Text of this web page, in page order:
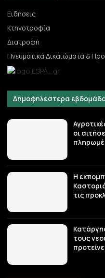
Ειδήσεις
Κτηνοτροφία
Διατροφή
Πνευματικά Δικαιώματα &
Δημοφηλεστερα
οι
Η
τις
τους